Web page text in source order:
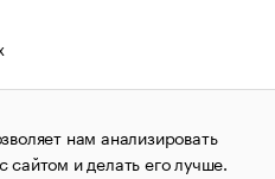
авторских прав
1995–2026.Сообщения
агентства «РБК»
нам анализировать
сайтом и делать его лучше.